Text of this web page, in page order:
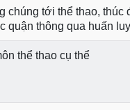
tới thể thao, thúc
thông qua huấn
thể thao cụ thể